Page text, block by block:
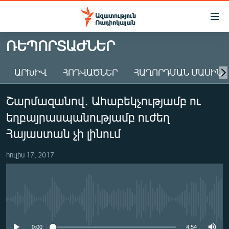
Մատչելիության
Անցնել
հիմնական
Անցնել
հիմնական
մենյուին
Որոնում
ԱԶԱՏՈՒԹՅՈՒՆ TV
ՀԱՅԱՍՏԱՆ
ԸՆՏՐՈՒԹՅՈՒՆՆԵՐ 2026
ԻՐԱՎՈՒՆՔ
ՏՆՏԵՍՈՒԹՅՈՒՆ
ՌԵՊՈՐՏԱԺՆԵՐ
ԱՐԽԻՎ ՀՈԴՎԱԾՆԵՐ ՀԱՂՈՐԴՄԱՆ ՄԱՍԻՆ
Շարմազանով․ Ահաբեկչությամբ ու
եղբայրասպանությամբ ուժեղ
Հայաստան չի լինում
հուլիս 17, 2017
0:00 4:54